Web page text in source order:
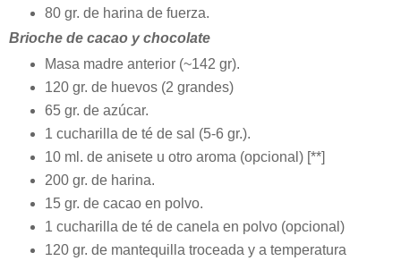
80 gr. de harina de fuerza.
Brioche de cacao y chocolate
Masa madre anterior (~142 gr).
120 gr. de huevos (2 grandes)
65 gr. de azúcar.
1 cucharilla de té de sal (5-6 gr.).
10 ml. de anisete u otro aroma (opcional) [**]
200 gr. de harina.
15 gr. de cacao en polvo.
1 cucharilla de té de canela en polvo (opcional)
120 gr. de mantequilla troceada y a temperatura